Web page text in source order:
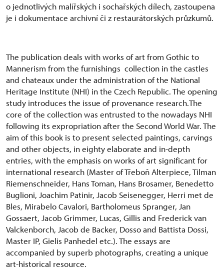
o jednotlivých malířských i sochařských dílech, zastoupena
je i dokumentace archivní či z restaurátorských průzkumů.
The publication deals with works of art from Gothic to
Mannerism from the furnishings collection in the castles
and chateaux under the administration of the National
Heritage Institute (NHI) in the Czech Republic. The opening
study introduces the issue of provenance research.The
core of the collection was entrusted to the nowadays NHI
following its expropriation after the Second World War. The
aim of this book is to present selected paintings, carvings
and other objects, in eighty elaborate and in-depth
entries, with the emphasis on works of art significant for
international research (Master of Třeboň Alterpiece, Tilman
Riemenschneider, Hans Toman, Hans Brosamer, Benedetto
Buglioni, Joachim Patinir, Jacob Seisenegger, Herri met de
Bles, Mirabelo Cavalori, Bartholomeus Spranger, Jan
Gossaert, Jacob Grimmer, Lucas, Gillis and Frederick van
Valckenborch, Jacob de Backer, Dosso and Battista Dossi,
Master IP, Gielis Panhedel etc.). The essays are
accompanied by superb photographs, creating a unique
art-historical resource.